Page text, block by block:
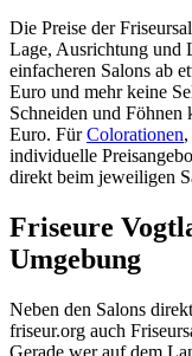
Die Preise der
Lage, Ausrichtung und
einfacheren Salons ab
Euro und mehr keine
Schneiden und Föhnen
Euro. FürColorationen
individuelle
direkt beim jeweiligen
Friseure
Umgebung
Neben den Salons
friseur.org auch
Gerade wer auf dem